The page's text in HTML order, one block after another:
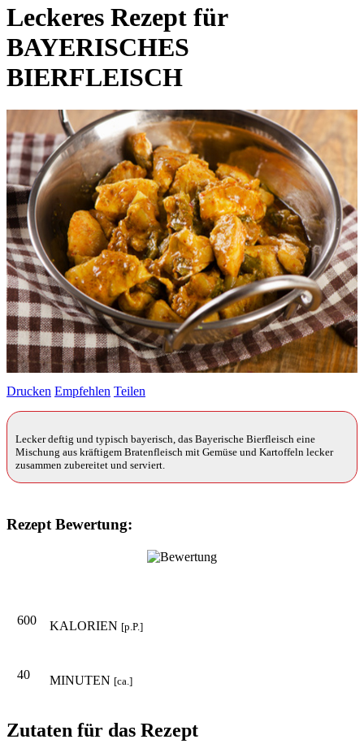
Leckeres Rezept für
BAYERISCHES
BIERFLEISCH
Drucken Empfehlen Teilen
Lecker deftig und typisch bayerisch, das Bayerische Bierfleisch eine
Mischung aus kräftigem Bratenfleisch mit Gemüse und Kartoffeln lecker
zusammen zubereitet und serviert.
Rezept Bewertung:
600 KALORIEN [p.P.]
40 MINUTEN [ca.]
Zutaten für das Rezept